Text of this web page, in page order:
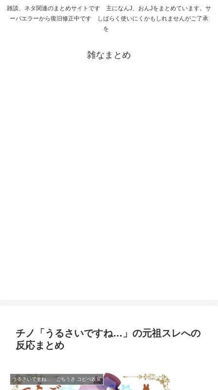
雑談、ネタ関連のまとめサイトです 主になんJ、おんJをまとめています。サ
ーバエラーから復旧修正中です しばらく使いにくかもしれませんがご了承
を
雑なまとめ
チノ「うるさいですね…」の元祖スレへの
反応まとめ
うるさいですね… ごちうさ コピペ改変